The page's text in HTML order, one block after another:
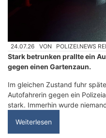
24.07.26 VON POLIZEI.NEWS
Stark betrunken prallte ein
gegen einen Gartenzaun.
Im gleichen Zustand fuhr
Autofahrerin gegen ein
stark. Immerhin wurde
Weiterlesen